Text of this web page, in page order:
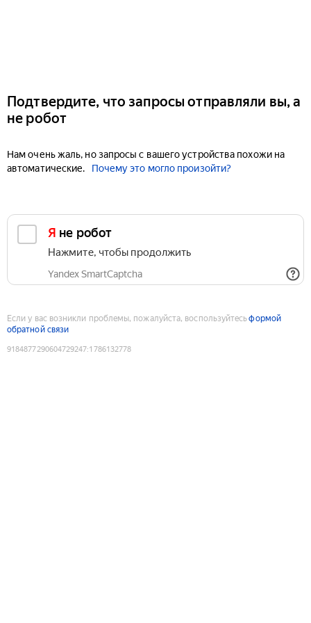
Подтвердите, что запросы отправляли вы, а
не робот
Нам очень жаль, но запросы с вашего устройства похожи на
автоматические.
Почему это могло произойти?
Я не робот
Нажмите, чтобы продолжить
Yandex SmartCaptcha
Если у вас возникли проблемы, пожалуйста, воспользуйтесьформой
обратной связи
9184877290604729247:1786132778